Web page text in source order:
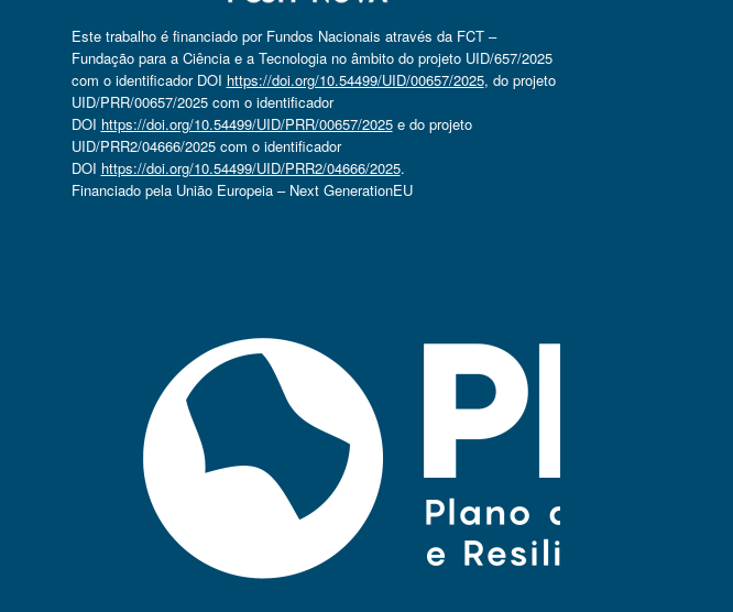
Este trabalho é financiado por Fundos Nacionais através da FCT –
Fundação para a Ciência e a Tecnologia no âmbito do projeto UID/657/2025
com o identificador DOI https://doi.org/10.54499/UID/00657/2025, do projeto
UID/PRR/00657/2025 com o identificador
DOI https://doi.org/10.54499/UID/PRR/00657/2025e do projeto
UID/PRR2/04666/2025 com o identificador
DOI https://doi.org/10.54499/UID/PRR2/04666/2025.
Financiado pela União Europeia – Next GenerationEU